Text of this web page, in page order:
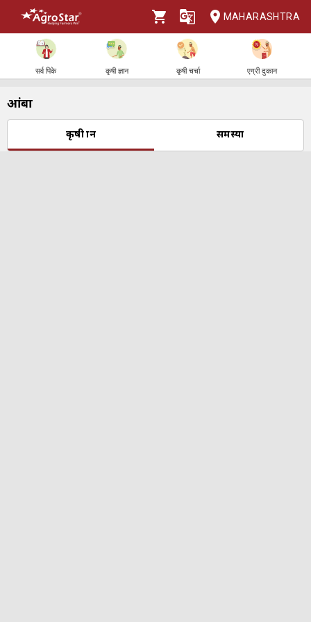
MAHARASHTRA
सर्व पिके कृषी ज्ञान कृषी चर्चा एग्री दुकान
आंबा
कृषी ज्ञान समस्या